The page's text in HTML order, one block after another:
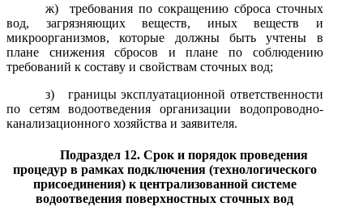
ж) требования по сокращению сброса сточных
вод, загрязняющих веществ, иных веществ и
микроорганизмов, которые должны быть учтены в
плане снижения сбросов и плане по соблюдению
требований к составу и свойствам сточных вод;
з) границы эксплуатационной ответственности
по сетям водоотведения организации водопроводно-
канализационного хозяйства и заявителя.
Подраздел 12. Срок и порядок проведения
процедур в рамках подключения (технологического
присоединения)к централизованной системе
водоотведения поверхностных сточных вод